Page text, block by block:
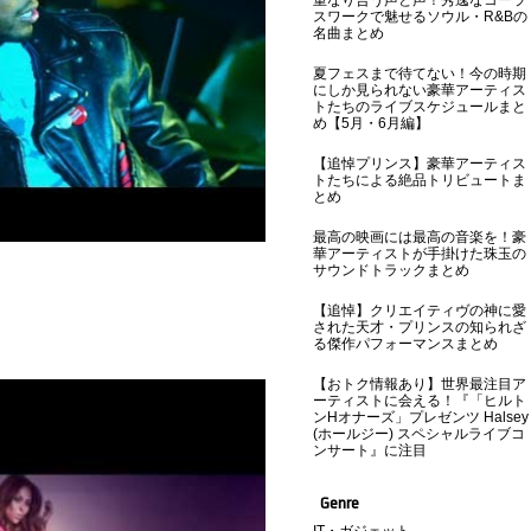
スワークで魅せるソウル・R&Bの
名曲まとめ
夏フェスまで待てない！今の時期
にしか見られない豪華アーティス
トたちのライブスケジュールまと
め【5月・6月編】
【追悼プリンス】豪華アーティス
トたちによる絶品トリビュートま
とめ
最高の映画には最高の音楽を！豪
華アーティストが手掛けた珠玉の
サウンドトラックまとめ
【追悼】クリエイティヴの神に愛
された天才・プリンスの知られざ
る傑作パフォーマンスまとめ
【おトク情報あり】世界最注目ア
ーティストに会える！『「ヒルト
ンHオナーズ」プレゼンツ Halsey
(ホールジー) スペシャルライブコ
ンサート』に注目
Genre